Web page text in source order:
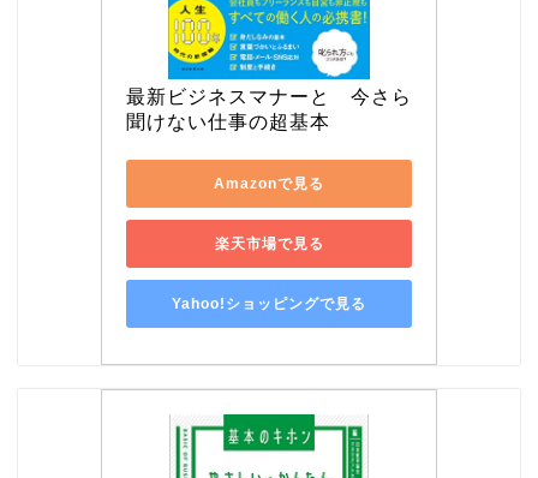
最新ビジネスマナーと　今さら
聞けない仕事の超基本
Amazonで見る
楽天市場で見る
Yahoo!ショッピングで見る